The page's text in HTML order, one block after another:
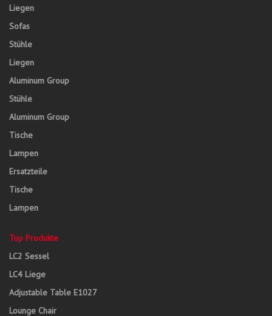
Liegen
Sofas
Stühle
Liegen
Aluminum Group
Stühle
Aluminum Group
Tische
Lampen
Ersatzteile
Tische
Lampen
Top Produkte
LC2 Sessel
LC4 Liege
Adjustable Table E1027
Lounge Chair